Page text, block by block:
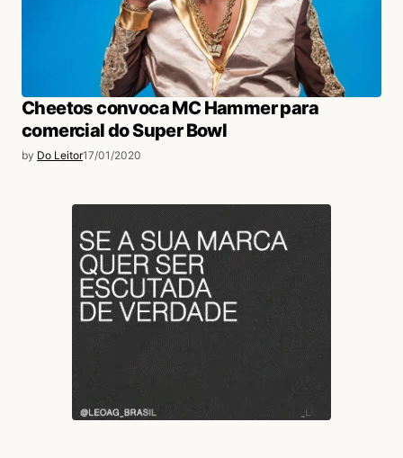
Cheetos convoca MC Hammer para
comercial do Super Bowl
by Do Leitor17/01/2020